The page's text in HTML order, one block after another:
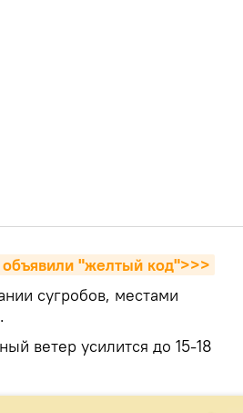
объявили "желтый код">>>
сугробов, местами
ветер усилится до 15-18